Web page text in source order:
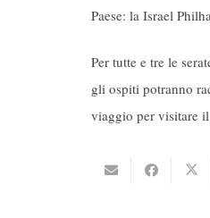
Paese: la Israel
Per tutte e tre le
gli ospiti potranno
viaggio per visitare il